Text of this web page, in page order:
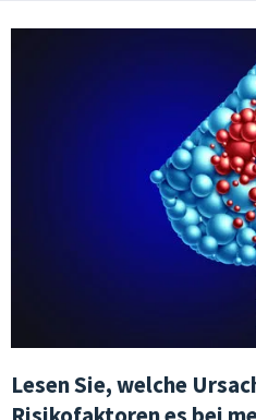
Lesen Sie, welche